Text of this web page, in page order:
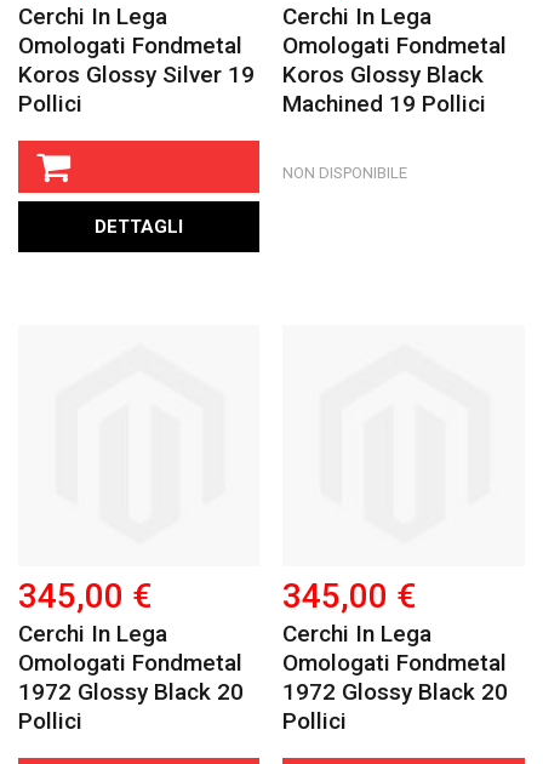
Cerchi In Lega
Omologati Fondmetal
Koros Glossy Silver 19
Pollici
DETTAGLI
Cerchi In Lega
Omologati Fondmetal
Koros Glossy Black
Machined 19 Pollici
NON DISPONIBILE
345,00 €
Cerchi In Lega
Omologati Fondmetal
1972 Glossy Black 20
Pollici
345,00 €
Cerchi In Lega
Omologati Fondmetal
1972 Glossy Black 20
Pollici